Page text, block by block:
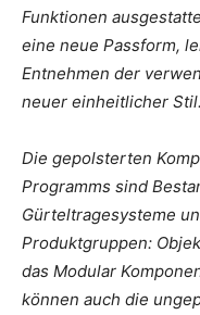
Funktionen
eine neue Passform,
Entnehmen der
neuer einheitlicher Stil.
Die gepolsterten
Programms sind
Gürteltragesysteme
Produktgruppen:
das Modular
können auch die